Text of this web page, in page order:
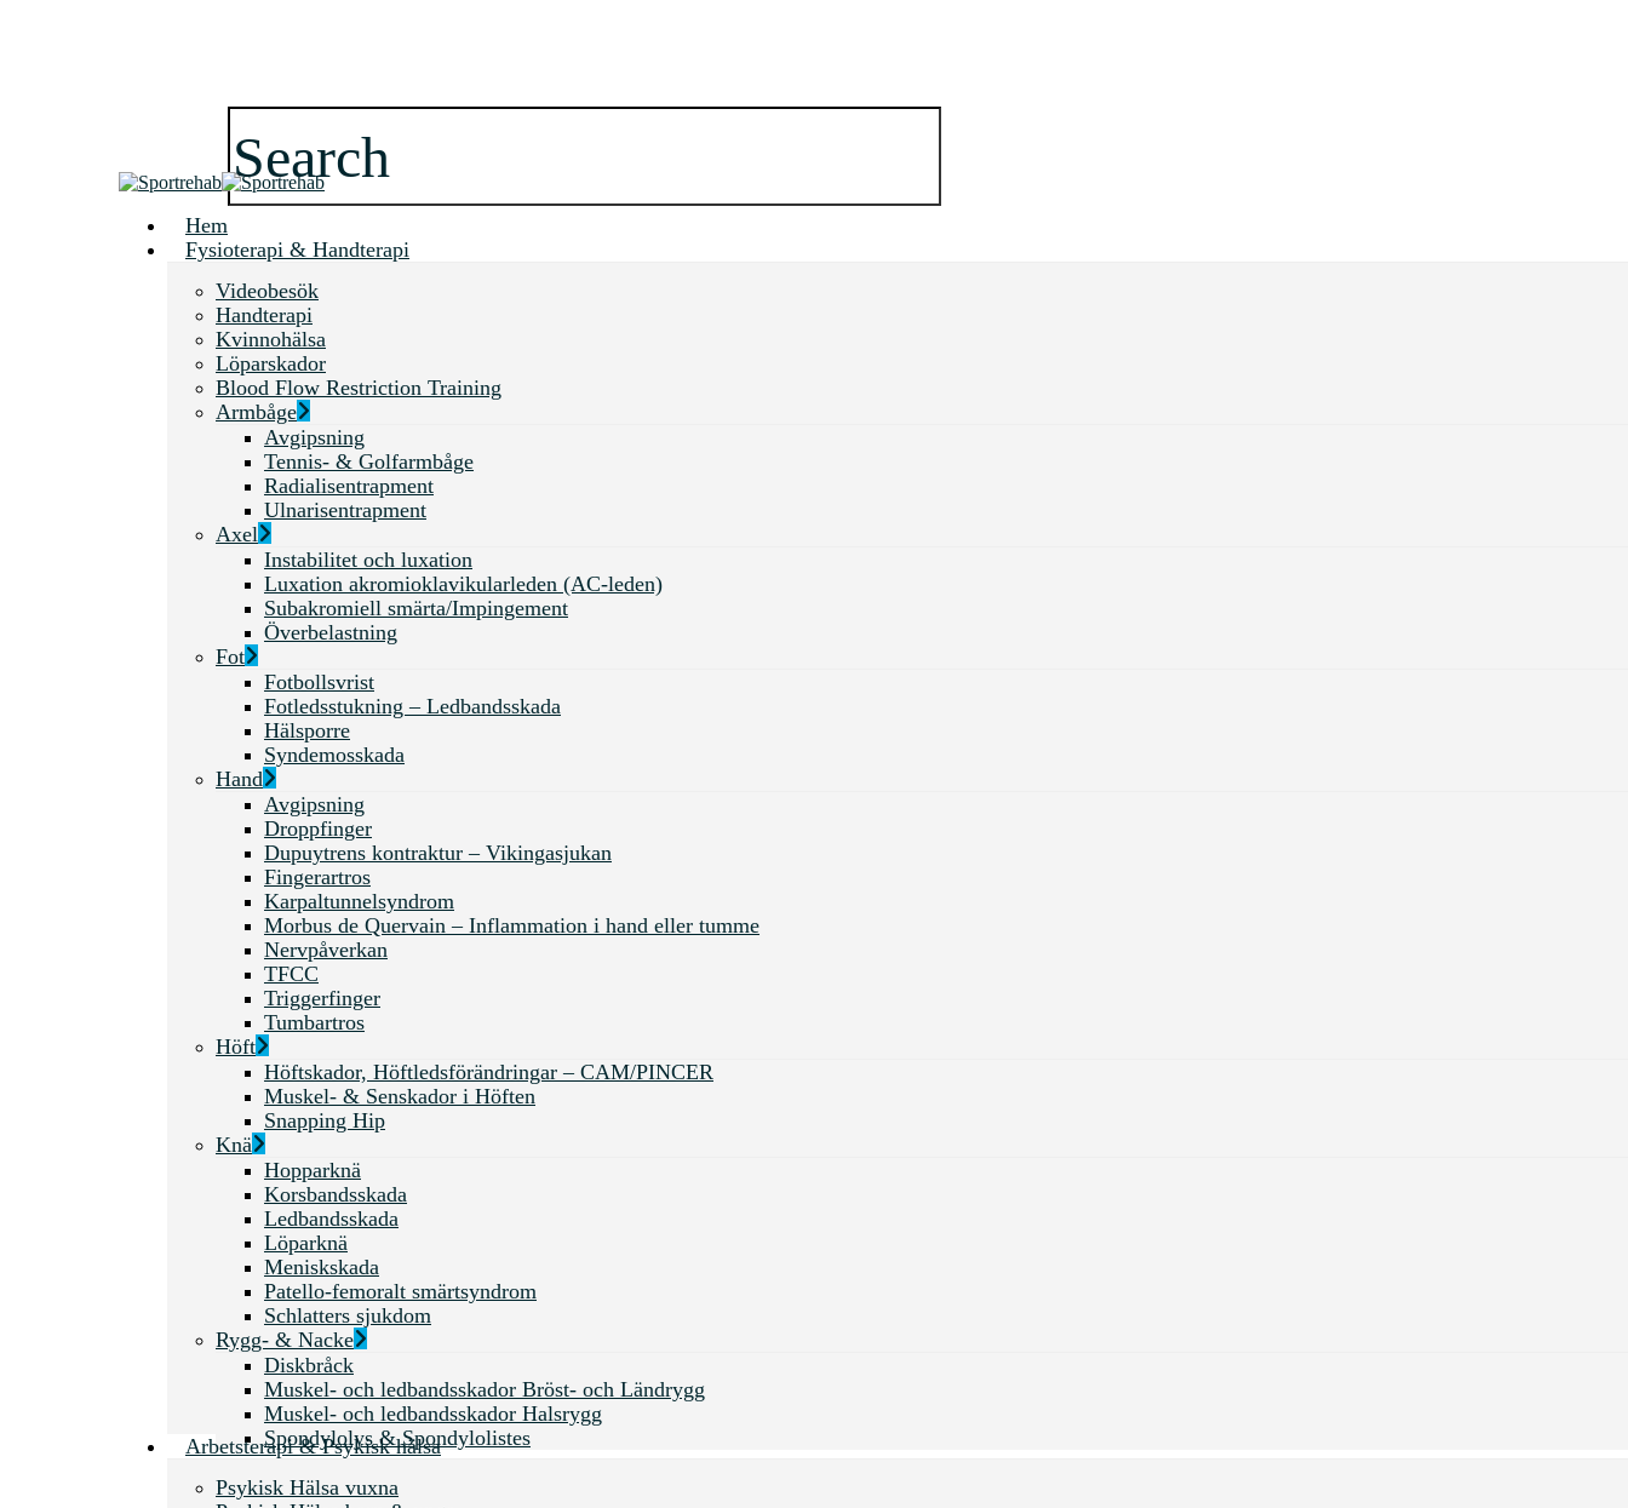
Close
Search
search
Menu
Hem
Fysioterapi & Handterapi
Videobesök
Handterapi
Kvinnohälsa
Löparskador
Blood Flow Restriction Training
Armbåge
Avgipsning
Tennis- & Golfarmbåge
Radialisentrapment
Ulnarisentrapment
Axel
Instabilitet och luxation
Luxation akromioklavikularleden (AC-leden)
Subakromiell smärta/Impingement
Överbelastning
Fot
Fotbollsvrist
Fotledsstukning – Ledbandsskada
Hälsporre
Syndemosskada
Hand
Avgipsning
Droppfinger
Dupuytrens kontraktur – Vikingasjukan
Fingerartros
Karpaltunnelsyndrom
Morbus de Quervain – Inflammation i hand eller tumme
Nervpåverkan
TFCC
Triggerfinger
Tumbartros
Höft
Höftskador, Höftledsförändringar – CAM/PINCER
Muskel- & Senskador i Höften
Snapping Hip
Knä
Hopparknä
Korsbandsskada
Ledbandsskada
Löparknä
Meniskskada
Patello-femoralt smärtsyndrom
Schlatters sjukdom
Rygg- & Nacke
Diskbråck
Muskel- och ledbandsskador Bröst- och Ländrygg
Muskel- och ledbandsskador Halsrygg
Spondylolys & Spondylolistes
Arbetsterapi & Psykisk hälsa
Psykisk Hälsa vuxna